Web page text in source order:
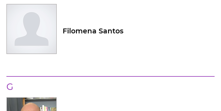
Filomena Santos
G